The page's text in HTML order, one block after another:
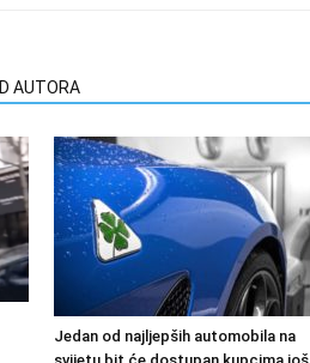
AUTORA
Jedan od najljepših automobila na